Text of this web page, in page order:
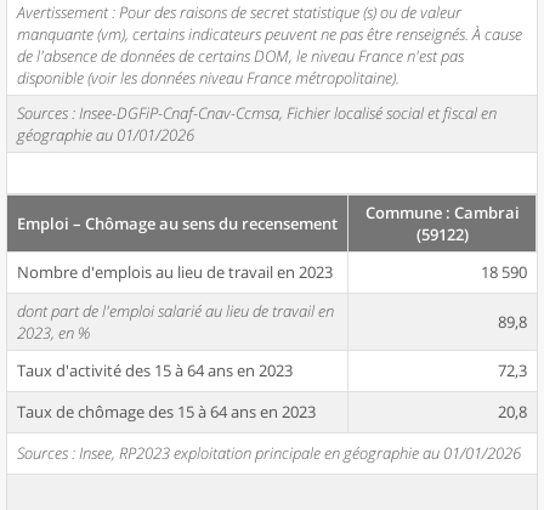
Avertissement : Pour des raisons de secret statistique (s) ou de valeur
manquante (vm), certains indicateurs peuvent ne pas être renseignés. À cause
de l'absence de données de certains DOM, le niveau France n'est pas
disponible (voir les données niveau France métropolitaine).
Sources : Insee-DGFiP-Cnaf-Cnav-Ccmsa, Fichier localisé social et fiscal en
géographie au 01/01/2026
Emploi – Chômage au sens du recensement
Commune : Cambrai
(59122)
Nombre d'emplois au lieu de travail en 2023
18 590
dont part de l'emploi salarié au lieu de travail en
2023, en %
89,8
Taux d'activité des 15 à 64 ans en 2023
72,3
Taux de chômage des 15 à 64 ans en 2023
20,8
Sources : Insee, RP2023 exploitation principale en géographie au 01/01/2026